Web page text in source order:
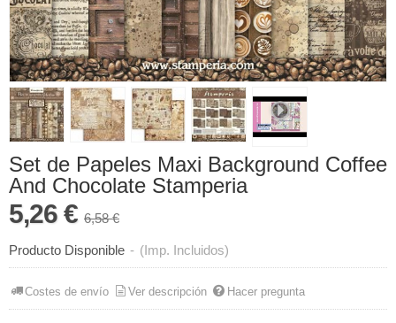
Set de Papeles Maxi Background Coffee
And Chocolate Stamperia
5,26 € 6,58 €
Producto Disponible - (Imp. Incluidos)
Costes de envío Ver descripción Hacer pregunta